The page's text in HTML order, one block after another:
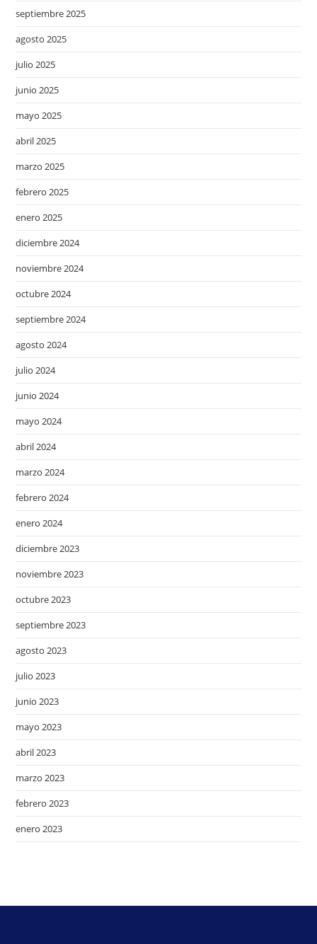
septiembre 2025
agosto 2025
julio 2025
junio 2025
mayo 2025
abril 2025
marzo 2025
febrero 2025
enero 2025
diciembre 2024
noviembre 2024
octubre 2024
septiembre 2024
agosto 2024
julio 2024
junio 2024
mayo 2024
abril 2024
marzo 2024
febrero 2024
enero 2024
diciembre 2023
noviembre 2023
octubre 2023
septiembre 2023
agosto 2023
julio 2023
junio 2023
mayo 2023
abril 2023
marzo 2023
febrero 2023
enero 2023